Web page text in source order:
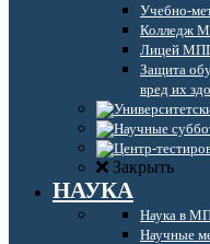
Учебно-
Колледж
Лицей
Защита
вред их
Закрыть
НАУКА
Наука в
Научные